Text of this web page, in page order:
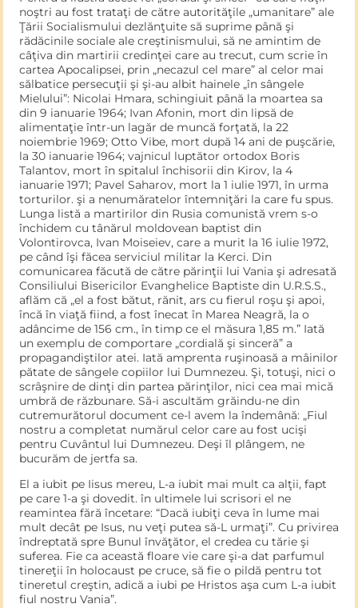
noştri au fost trataţi de către autorităţile „umanitare” ale
Ţării Socialis­mului dezlănţuite să suprime până şi
rădăcinile sociale ale creşti­nismului, să ne amintim de
câţiva din martirii credinţei care au tre­cut, cum scrie în
cartea Apocalipsei, prin „necazul cel mare” al celor mai
sălbatice persecuţii şi şi-au albit hainele „în sângele
Mielului”: Nicolai Hmara, schingiuit până la moartea sa
din 9 ianuarie 1964; Ivan Afonin, mort din lipsă de
alimentaţie într-un lagăr de muncă forţată, la 22
noiembrie 1969; Otto Vibe, mort după 14 ani de puşcărie,
la 30 ianuarie 1964; vajnicul luptător ortodox Boris
Talantov, mort în spitalul închisorii din Kirov, la 4
ianuarie 1971; Pavel Saharov, mort la 1 iulie 1971, în urma
torturilor. şi a nenumăratelor întemniţări la care fu spus.
Lunga listă a martirilor din Rusia comunistă vrem s-o
închidem cu tânărul moldovean baptist din
Volontirovca, Ivan Moiseiev, care a murit la 16 iulie 1972,
pe când îşi făcea serviciul militar la Kerci. Din
comunicarea făcută de către părinţii lui Vania şi adresată
Consiliului Bisericilor Evanghelice Baptiste din U.R.S.S.,
aflăm că „el a fost bătut, rănit, ars cu fierul roşu şi apoi,
încă în viaţă fiind, a fost înecat în Marea Neagră, la o
adâncime de 156 cm., în timp ce el măsura 1,85 m.” Iată
un exemplu de comportare „cordială şi sinceră” a
propagan­diştilor atei. Iată amprenta ruşinoasă a mâinilor
pătate de sângele copiilor lui Dumnezeu. Şi, totuşi, nici o
scrâşnire de dinţi din par­tea părinţilor, nici cea mai mică
umbră de răzbunare. Să-i ascultăm grăindu-ne din
cutremurătorul document ce-l avem la îndemână: „Fiul
nostru a completat numărul celor care au fost ucişi
pentru Cuvântul lui Dumnezeu. Deşi îl plângem, ne
bucurăm de jertfa sa.
El a iubit pe Iisus mereu, L-a iubit mai mult ca alţii, fapt
pe care 1-a şi dovedit. în ultimele lui scrisori el ne
reamintea fără încetare: “Dacă iubiţi ceva în lume mai
mult decât pe Isus, nu veţi putea să-L urmaţi”. Cu privirea
îndreptată spre Bunul învăţător, el cre­dea cu tărie şi
suferea. Fie ca această floare vie care şi-a dat par­fumul
tinereţii în holocaust pe cruce, să fie o pildă pentru tot
tineretul creştin, adică a iubi pe Hristos aşa cum L-a iubit
fiul nos­tru Vania”.